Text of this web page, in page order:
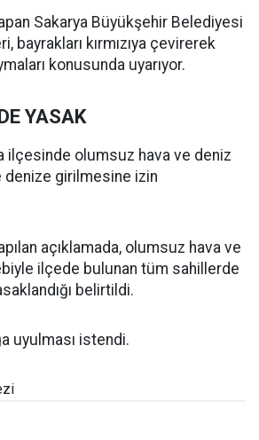
Sakarya Büyükşehir Belediyesi
bayrakları kırmızıya çevirerek
konusunda uyarıyor.
YASAK
ilçesinde olumsuz hava ve deniz
denize girilmesine izin
açıklamada, olumsuz hava ve
ilçede bulunan tüm sahillerde
belirtildi.
uyulması istendi.